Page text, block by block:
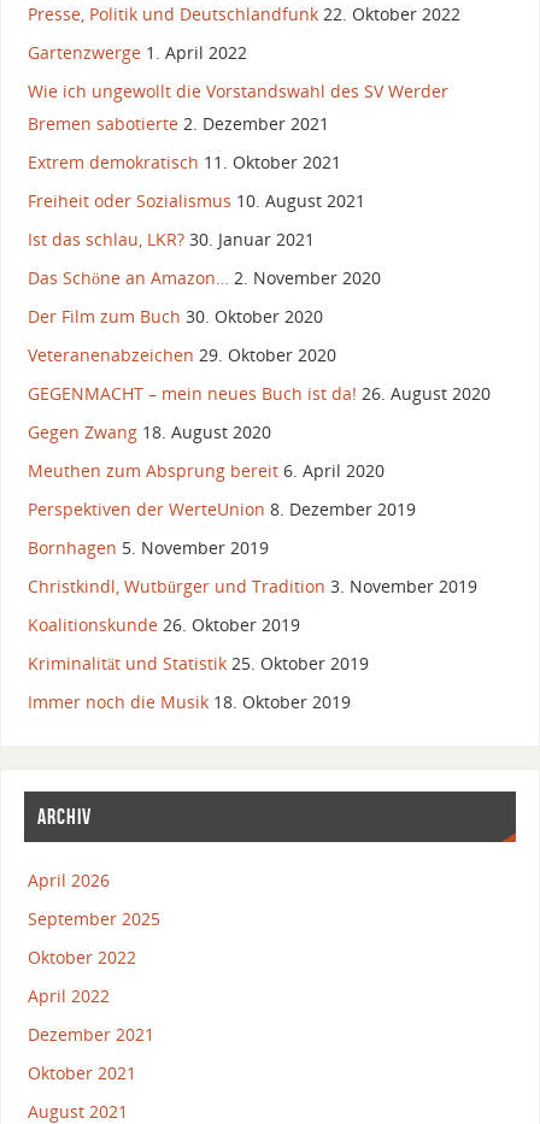
Presse, Politik und Deutschlandfunk 22. Oktober 2022
Gartenzwerge 1. April 2022
Wie ich ungewollt die Vorstandswahl des SV Werder
Bremen sabotierte 2. Dezember 2021
Extrem demokratisch 11. Oktober 2021
Freiheit oder Sozialismus 10. August 2021
Ist das schlau, LKR? 30. Januar 2021
Das Schöne an Amazon…
2. November 2020
Der Film zum Buch 30. Oktober 2020
Veteranenabzeichen 29. Oktober 2020
GEGENMACHT – mein neues Buch ist da! 26. August 2020
Gegen Zwang 18. August 2020
Meuthen zum Absprung bereit 6. April 2020
Perspektiven der WerteUnion 8. Dezember 2019
Bornhagen 5. November 2019
Christkindl, Wutbürger und Tradition 3. November 2019
Koalitionskunde 26. Oktober 2019
Kriminalität und Statistik 25. Oktober 2019
Immer noch die Musik 18. Oktober 2019
ARCHIV
April 2026
September 2025
Oktober 2022
April 2022
Dezember 2021
Oktober 2021
August 2021